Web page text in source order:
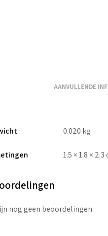
AANVULLENDE
0.020 kg
1.5 × 1.8 × 2.3
nog geen beoordelingen.